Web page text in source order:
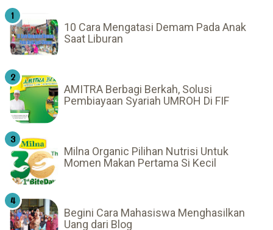
10 Cara Mengatasi Demam Pada Anak
Saat Liburan
AMITRA Berbagi Berkah, Solusi
Pembiayaan Syariah UMROH Di FIF
Milna Organic Pilihan Nutrisi Untuk
Momen Makan Pertama Si Kecil
Begini Cara Mahasiswa Menghasilkan
Uang dari Blog